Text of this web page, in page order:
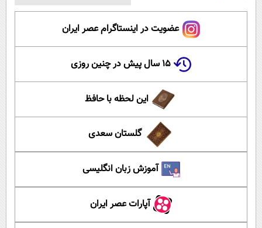
عضویت در اینستاگرام عصر ایران
۱۵ سال پیش در چنین روزی
این لحظه با حافظ
گلستان سعدی
آموزش زبان انگلیسی
آپارات عصر ایران